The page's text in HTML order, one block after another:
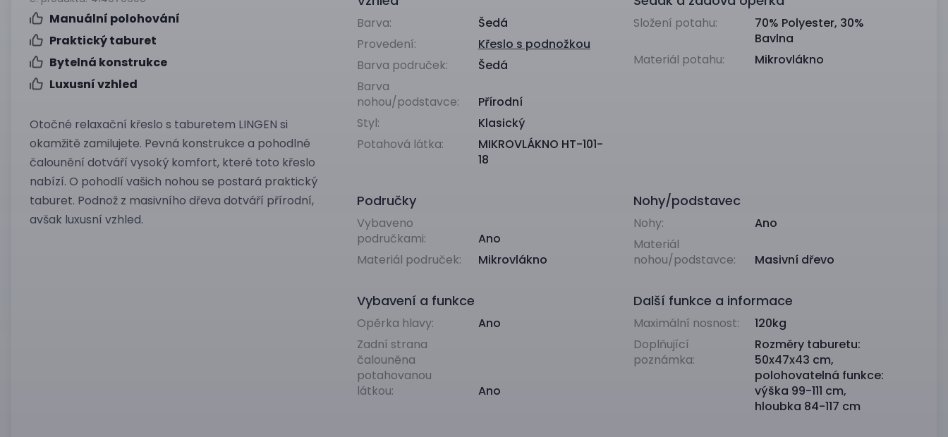
Manuální polohování
Praktický taburet
Bytelná konstrukce
Luxusní vzhled
Otočné relaxační křeslo s taburetem LINGEN si
okamžitě zamilujete. Pevná konstrukce a pohodlné
čalounění dotváří vysoký komfort, které toto křeslo
nabízí. O pohodlí vašich nohou se postará praktický
taburet. Podnož z masivního dřeva dotváří přírodní,
avšak luxusní vzhled.
Barva:
Šedá
Provedení:
Křeslo s podnožkou
Barva područek:
Šedá
Barva
nohou/podstavce:
Přírodní
Styl:
Klasický
Potahová látka:
MIKROVLÁKNO HT-101-
18
Složení potahu:
70% Polyester, 30%
Bavlna
Materiál potahu:
Mikrovlákno
Područky
Vybaveno
područkami:
Ano
Materiál područek:
Mikrovlákno
Nohy/podstavec
Nohy:
Ano
Materiál
nohou/podstavce:
Masivní dřevo
Vybavení a funkce
Opěrka hlavy:
Ano
Zadní strana
čalouněna
potahovanou
látkou:
Ano
Další funkce a informace
Maximální nosnost:
120kg
Doplňující
poznámka:
Rozměry taburetu:
50x47x43 cm,
polohovatelná funkce:
výška 99-111 cm,
hloubka 84-117 cm